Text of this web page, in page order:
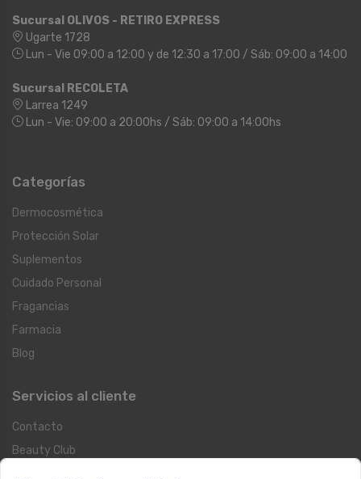
Sucursal OLIVOS - RETIRO EXPRESS
Ugarte 1728
Lun - Vie 09:00 a 12:00 y de 12:30 a 17:00 / Sáb: 09:00 a 14:00
Sucursal RECOLETA
Larrea 1249
Lun - Vie: 09:00 a 20:00hs / Sáb: 09:00 a 14:00hs
Categorías
Dermocosmética
Protección Solar
Suplementos
Cuidado Personal
Fragancias
Farmacia
Blog
Servicios al cliente
Contacto
Beauty Club